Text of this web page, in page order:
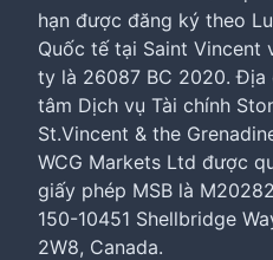
hạn được đăng ký theo
Quốc tế tại Saint Vincent
ty là 26087 BC 2020. Địa
tâm Dịch vụ Tài chính
St.Vincent & the
WCG Markets Ltd được
giấy phép MSB là
150-10451 Shellbridge
2W8, Canada.